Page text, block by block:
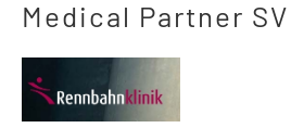
Medical Partner